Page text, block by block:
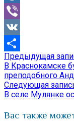
Mail.Ru
Viber
VK
Отправить
Навигация
по
записям
Предыдущая
В Краснокамске
преподобного
Следующая
В селе Мулянке
Вас также